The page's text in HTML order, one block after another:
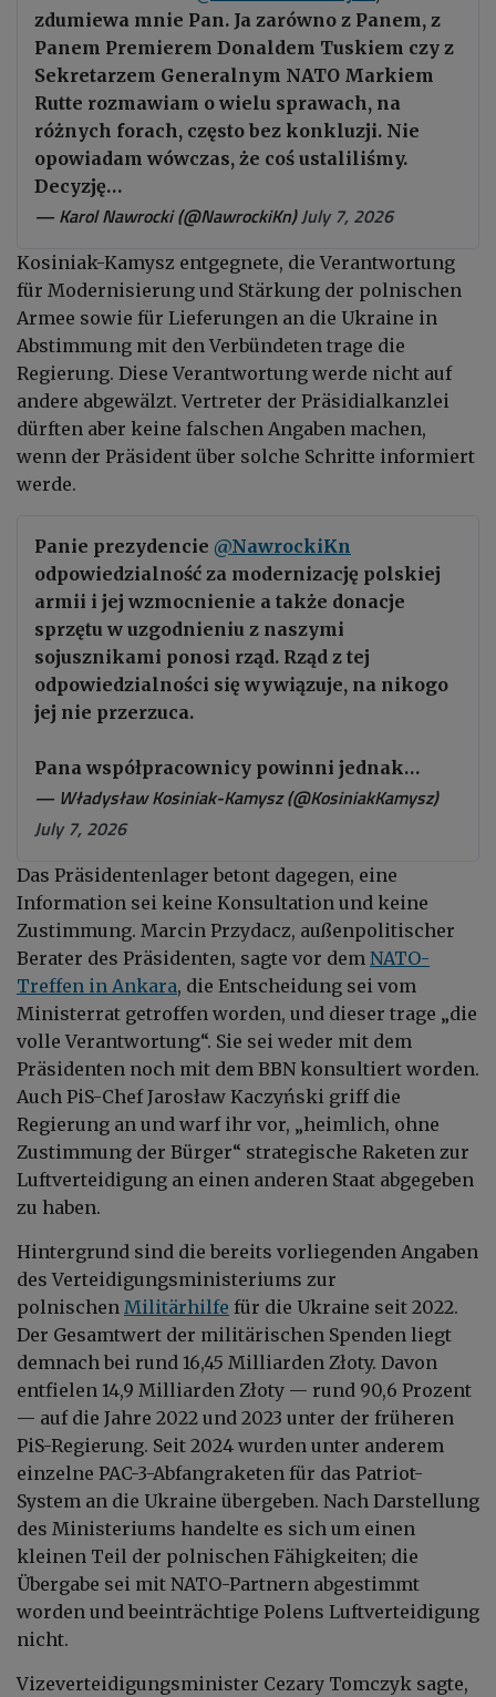
zdumiewa mnie Pan. Ja zarówno z Panem, z
Panem Premierem Donaldem Tuskiem czy z
Sekretarzem Generalnym NATO Markiem
Rutte rozmawiam o wielu sprawach, na
różnych forach, często bez konkluzji. Nie
opowiadam wówczas, że coś ustaliliśmy.
Decyzję…
— Karol Nawrocki (@NawrockiKn)July 7, 2026
Kosiniak-Kamysz entgegnete, die Verantwortung
für Modernisierung und Stärkung der polnischen
Armee sowie für Lieferungen an die Ukraine in
Abstimmung mit den Verbündeten trage die
Regierung. Diese Verantwortung werde nicht auf
andere abgewälzt. Vertreter der Präsidialkanzlei
dürften aber keine falschen Angaben machen,
wenn der Präsident über solche Schritte informiert
werde.
Panie prezydencie @NawrockiKn
odpowiedzialność za modernizację polskiej
armii i jej wzmocnienie a także donacje
sprzętu w uzgodnieniu z naszymi
sojusznikami ponosi rząd. Rząd z tej
odpowiedzialności się wywiązuje, na nikogo
jej nie przerzuca.
Pana współpracownicy powinni jednak…
— Władysław Kosiniak-Kamysz (@KosiniakKamysz)
July 7, 2026
Das Präsidentenlager betont dagegen, eine
Information sei keine Konsultation und keine
Zustimmung. Marcin Przydacz, außenpolitischer
Berater des Präsidenten, sagte vor dem NATO-
Treffen in Ankara, die Entscheidung sei vom
Ministerrat getroffen worden, und dieser trage „die
volle Verantwortung“. Sie sei weder mit dem
Präsidenten noch mit dem BBN konsultiert worden.
Auch PiS-Chef Jarosław Kaczyński griff die
Regierung an und warf ihr vor, „heimlich, ohne
Zustimmung der Bürger“ strategische Raketen zur
Luftverteidigung an einen anderen Staat abgegeben
zu haben.
Hintergrund sind die bereits vorliegenden Angaben
des Verteidigungsministeriums zur
polnischen Militärhilfe für die Ukraine seit 2022.
Der Gesamtwert der militärischen Spenden liegt
demnach bei rund 16,45 Milliarden Złoty. Davon
entfielen 14,9 Milliarden Złoty — rund 90,6 Prozent
— auf die Jahre 2022 und 2023 unter der früheren
PiS-Regierung. Seit 2024 wurden unter anderem
einzelne PAC-3-Abfangraketen für das Patriot-
System an die Ukraine übergeben. Nach Darstellung
des Ministeriums handelte es sich um einen
kleinen Teil der polnischen Fähigkeiten; die
Übergabe sei mit NATO-Partnern abgestimmt
worden und beeinträchtige Polens Luftverteidigung
nicht.
Vizeverteidigungsminister Cezary Tomczyk sagte,